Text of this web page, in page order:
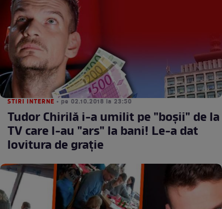
STIRI INTERNE • pe 02.10.2018 la 23:50
Tudor Chirilă i-a umilit pe "boşii" de la
TV care l-au "ars" la bani! Le-a dat
lovitura de graţie